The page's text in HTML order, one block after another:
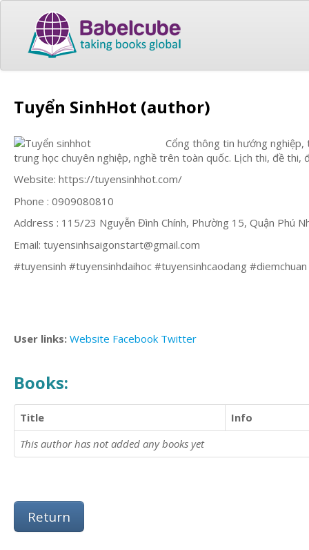
Tuyển SinhHot (author)
Cổng thông tin hướng nghiệp,
trung học chuyên nghiệp, nghề trên toàn quốc. Lịch thi, đề thi,
Website: https://tuyensinhhot.com/
Phone : 0909080810
Address : 115/23 Nguyễn Đình Chính, Phường 15, Quận Phú
Email: tuyensinhsaigonstart@gmail.com
#tuyensinh #tuyensinhdaihoc #tuyensinhcaodang
User links: Website Facebook Twitter
Books:
Title
Info
This author has not added any books yet
Return